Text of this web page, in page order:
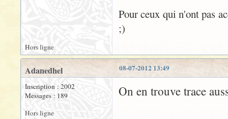
Pour ceux qui n'ont pas
;)
Hors ligne
08-07-2012 13:49
Adanedhel
Inscription : 2002
Messages : 189
On en trouve trace
Hors ligne